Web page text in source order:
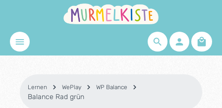
Zum Hauptinhalt springen
Lernen WePlay WP Balance
Balance Rad grün